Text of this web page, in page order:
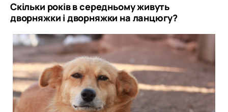
Скільки років в середньому живуть
дворняжки і дворняжки на ланцюгу?